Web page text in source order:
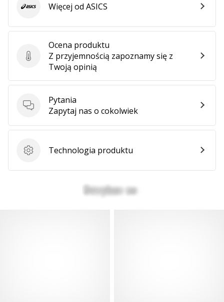
my?
do
jako
Ambasador
wszystkie
Ocena produktu
Ocena produktu
Z przyjemnością zapoznamy się z
Twoją opinią
Pytania
Pytania
Zapytaj nas o cokolwiek
Technologia produktu
Technologia produktu
ASICS Więcej od ASICS